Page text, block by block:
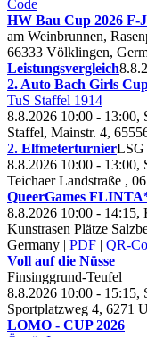
Code
HW Bau Cup 2026 F-
am Weinbrunnen,
66333 Völklingen,
Leistungsvergleich
2. Auto Bach Girls
TuS Staffel 1914
8.8.2026 10:00 - 13:00,
Staffel, Mainstr. 4,
2. ElfmeterturnierLSG
8.8.2026 10:00 - 13:00,
Teichaer Landstraße ,
QueerGames
8.8.2026 10:00 - 14:15,
Kunstrasen Plätze
Germany | PDF | QR-
Voll auf die Nüsse
Finsinggrund-Teufel
8.8.2026 10:00 - 15:15,
Sportplatzweg 4, 6271
LOMO - CUP2026